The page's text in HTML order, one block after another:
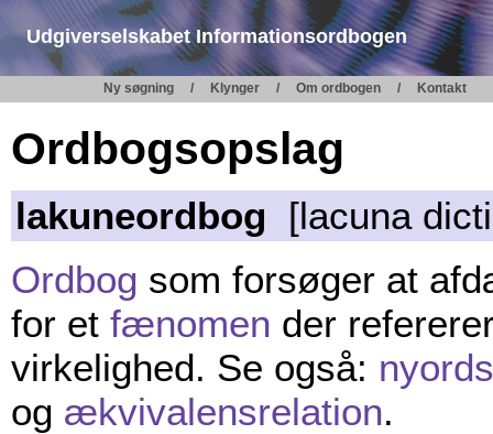
Udgiverselskabet Informationsordbogen
Ny søgning Klynger Om ordbogen Kontakt
Ordbogsopslag
lakuneordbog [lacuna
Ordbog som forsøger at
for et fænomen der
virkelighed. Se også:
og ækvivalensrelation.